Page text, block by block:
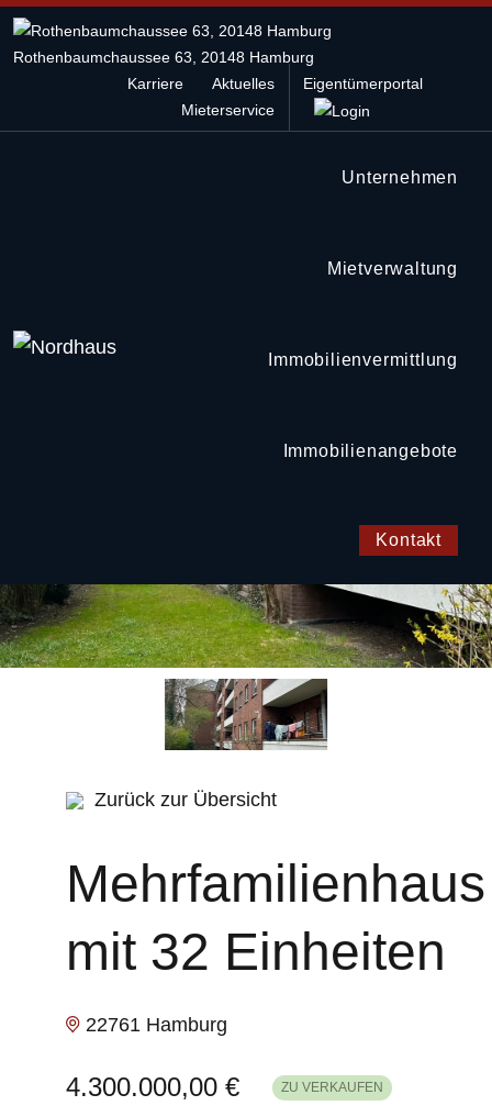
Rothenbaumchaussee 63, 20148 Hamburg
Karriere
Aktuelles
Mieterservice
Eigentümerportal
Unternehmen
Mietverwaltung
Immobilienvermittlung
Immobilienangebote
Kontakt
Zurück zur Übersicht
Mehrfamilienhaus
mit 32 Einheiten
22761 Hamburg
4.300.000,00 € ZU VERKAUFEN